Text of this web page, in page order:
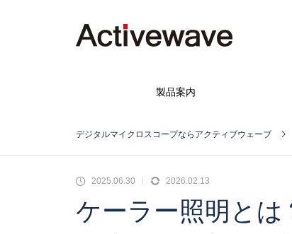
製品案内
デジタルマイクロスコープならアクティブウェーブ
2025.06.30 2026.02.13
ケーラー照明と